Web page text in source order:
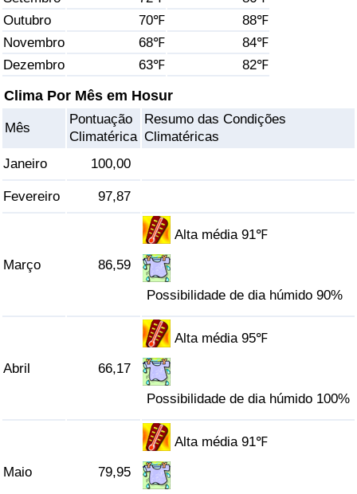
Outubro
70℉
88℉
Novembro
68℉
84℉
Dezembro
63℉ 82℉
Clima Por Mês em Hosur
Mês
Pontuação
Climatérica
Resumo das Condições
Climatéricas
Janeiro
100,00
Fevereiro 97,87
Março 86,59
Alta média 91℉
Possibilidade de dia húmido 90%
Abril 66,17
Alta média 95℉
Possibilidade de dia húmido 100%
Maio 79,95
Alta média 91℉
Saúde
Indicador de Saúde (Atual)
Poluição
Indicador de Poluição (Atual)
Índice de poluição
Indicador de Trânsito (Atual)
Indicador de Trânsito por País